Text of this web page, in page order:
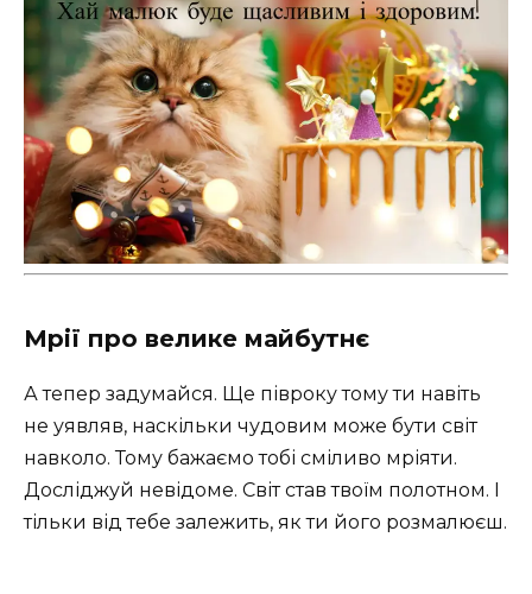
Мрії про велике майбутнє
А тепер задумайся. Ще півроку тому ти навіть
не уявляв, наскільки чудовим може бути світ
навколо. Тому бажаємо тобі сміливо мріяти.
Досліджуй невідоме. Світ став твоїм полотном. І
тільки від тебе залежить, як ти його розмалюєш.